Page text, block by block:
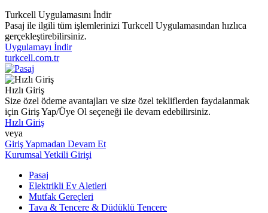
Turkcell Uygulamasını İndir
Pasaj ile ilgili tüm işlemlerinizi Turkcell Uygulamasından hızlıca
gerçekleştirebilirsiniz.
Uygulamayı İndir
turkcell.com.tr
Hızlı Giriş
Size özel ödeme avantajları ve size özel tekliflerden faydalanmak
için Giriş Yap/Üye Ol seçeneği ile devam edebilirsiniz.
Hızlı Giriş
veya
Giriş Yapmadan Devam Et
Kurumsal Yetkili Girişi
Pasaj
Elektrikli Ev Aletleri
Mutfak Gereçleri
Tava & Tencere & Düdüklü Tencere